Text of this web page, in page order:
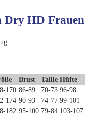
Dry HD Frauen
Brust Taille Hüfte
170 86-89 70-73 96-98
174 90-93 74-77 99-101
182 95-100 79-84 103-107